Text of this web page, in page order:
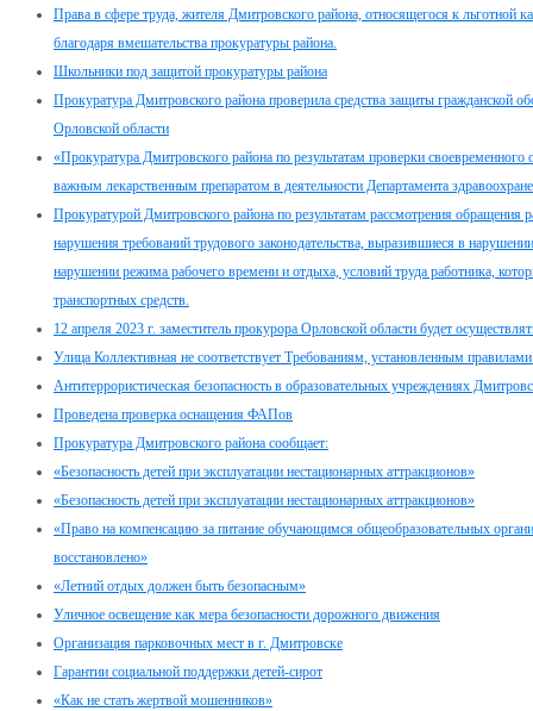
Права в сфере труда, жителя Дмитровского района, относящегося к льготной
благодаря вмешательства прокуратуры района.
Школьники под защитой прокуратуры района
Прокуратура Дмитровского района проверила средства защиты гражданской
Орловской области
«Прокуратура Дмитровского района по результатам проверки своевременного
важным лекарственным препаратом в деятельности Департамента
Прокуратурой Дмитровского района по результатам рассмотрения
нарушения требований трудового законодательства, выразившиеся в
нарушении режима рабочего времени и отдыха, условий труда работника,
транспортных средств.
12 апреля 2023 г. заместитель прокурора Орловской области будет
Улица Коллективная не соответствует Требованиям, установленным
Антитеррористическая безопасность в образовательных учреждениях
Проведена проверка оснащения ФАПов
Прокуратура Дмитровского района сообщает:
«Безопасность детей при эксплуатации нестационарных аттракционов»
«Безопасность детей при эксплуатации нестационарных аттракционов»
«Право на компенсацию за питание обучающимся общеобразовательных
восстановлено»
«Летний отдых должен быть безопасным»
Уличное освещение как мера безопасности дорожного движения
Организация парковочных мест в г. Дмитровске
Гарантии социальной поддержки детей-сирот
«Как не стать жертвой мошенников»